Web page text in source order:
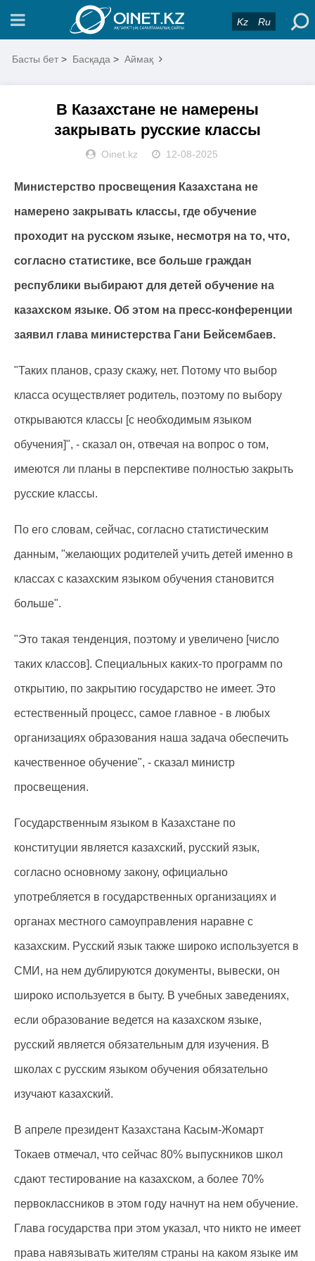
Kz Ru
Басты бет > Басқада > Аймақ
В Казахстане не намерены
закрывать русские классы
Oinet.kz 12-08-2025
Министерство просвещения Казахстана не
намерено закрывать классы, где обучение
проходит на русском языке, несмотря на то, что,
согласно статистике, все больше граждан
республики выбирают для детей обучение на
казахском языке. Об этом на пресс-конференции
заявил глава министерства Гани Бейсембаев.
"Таких планов, сразу скажу, нет. Потому что выбор
класса осуществляет родитель, поэтому по выбору
открываются классы [с необходимым языком
обучения]", - сказал он, отвечая на вопрос о том,
имеются ли планы в перспективе полностью закрыть
русские классы.
По его словам, сейчас, согласно статистическим
данным, "желающих родителей учить детей именно в
классах с казахским языком обучения становится
больше".
"Это такая тенденция, поэтому и увеличено [число
таких классов]. Специальных каких-то программ по
открытию, по закрытию государство не имеет. Это
естественный процесс, самое главное - в любых
организациях образования наша задача обеспечить
качественное обучение", - сказал министр
просвещения.
Государственным языком в Казахстане по
конституции является казахский, русский язык,
согласно основному закону, официально
употребляется в государственных организациях и
органах местного самоуправления наравне с
казахским. Русский язык также широко используется в
СМИ, на нем дублируются документы, вывески, он
широко используется в быту. В учебных заведениях,
если образование ведется на казахском языке,
русский является обязательным для изучения. В
школах с русским языком обучения обязательно
изучают казахский.
В апреле президент Казахстана Касым-Жомарт
Токаев отмечал, что сейчас 80% выпускников школ
сдают тестирование на казахском, а более 70%
первоклассников в этом году начнут на нем обучение.
Глава государства при этом указал, что никто не имеет
права навязывать жителям страны на каком языке им